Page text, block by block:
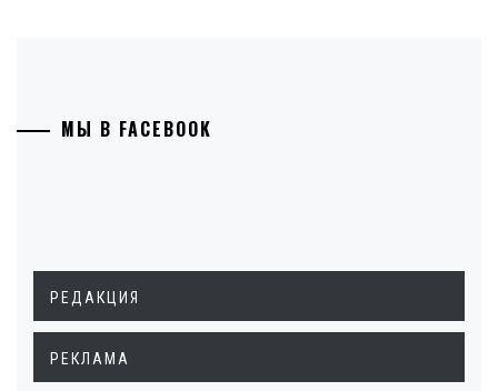
МЫ В FACEBOOK
РЕДАКЦИЯ
РЕКЛАМА